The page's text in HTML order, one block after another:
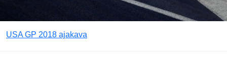
USA GP 2018 ajakava